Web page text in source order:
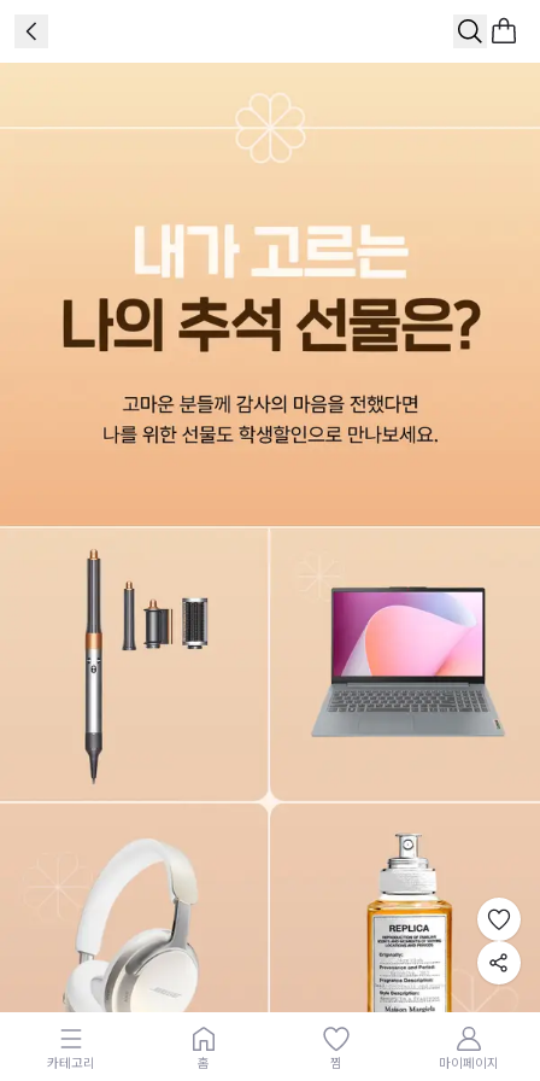
카테고리 홈 찜 마이페이지